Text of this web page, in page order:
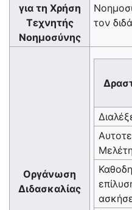
για τη Χρήση
Τεχνητής
Νοημοσύνης
τον
Οργάνωση
Διδασκαλίας